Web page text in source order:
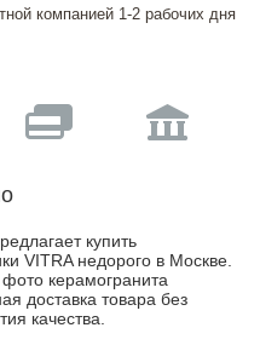
компанией 1-2 рабочих дня
купить
VITRA недорого в Москве.
керамогранита
доставка товара без
качества.